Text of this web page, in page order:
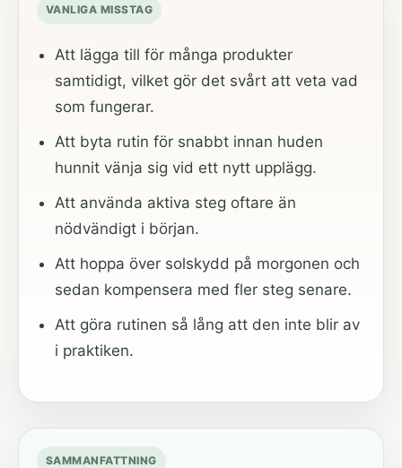
VANLIGA MISSTAG
Att lägga till för många produkter
samtidigt, vilket gör det svårt att veta vad
som fungerar.
Att byta rutin för snabbt innan huden
hunnit vänja sig vid ett nytt upplägg.
Att använda aktiva steg oftare än
nödvändigt i början.
Att hoppa över solskydd på morgonen och
sedan kompensera med fler steg senare.
Att göra rutinen så lång att den inte blir av
i praktiken.
SAMMANFATTNING